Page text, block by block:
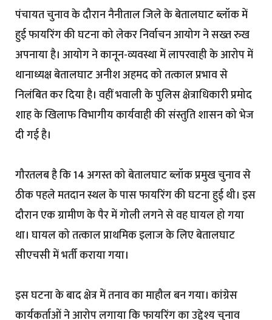
पंचायत चुनाव के दौरान नैनीताल जिले के बेतालघाट ब्लॉक में
हुई फायरिंग की घटना को लेकर निर्वाचन आयोग ने सख्त रुख
अपनाया है। आयोग ने कानून-व्यवस्था में लापरवाही के आरोप में
थानाध्यक्ष बेतालघाट अनीश अहमद को तत्काल प्रभाव से
निलंबित कर दिया है। वहीं भवाली के पुलिस क्षेत्राधिकारी प्रमोद
शाह के खिलाफ विभागीय कार्यवाही की संस्तुति शासन को भेज
दी गई है।
गौरतलब है कि 14 अगस्त को बेतालघाट ब्लॉक प्रमुख चुनाव से
ठीक पहले मतदान स्थल के पास फायरिंग की घटना हुई थी। इस
दौरान एक ग्रामीण के पैर में गोली लगने से वह घायल हो गया
था। घायल को तत्काल प्राथमिक इलाज के लिए बेतालघाट
सीएचसी में भर्ती कराया गया।
इस घटना के बाद क्षेत्र में तनाव का माहौल बन गया। कांग्रेस
कार्यकर्ताओं ने आरोप लगाया कि फायरिंग का उद्देश्य चुनाव